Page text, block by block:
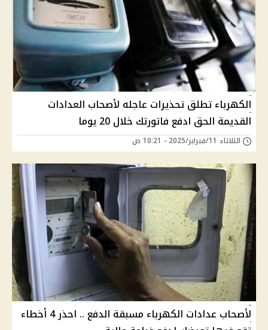
الكهرباء تطلق تحذيرات عاجله لأصحاب العدادات
القديمة الحق ادفع فاتورتك خلال 20 يوما
الثلاثاء 11/فبراير/2025 - 10:21 ص
لأصحاب عدادات الكهرباء مسبقة الدفع .. احذر ‎4 أخطاء